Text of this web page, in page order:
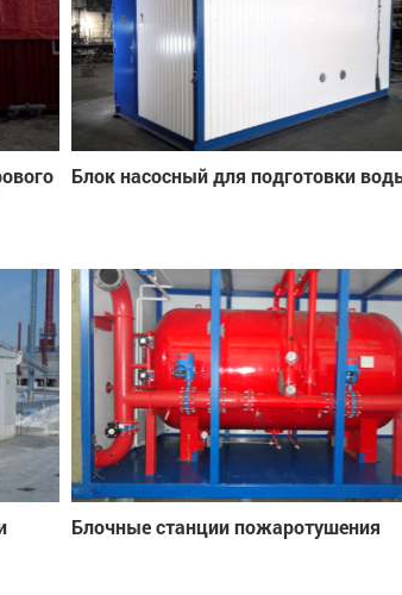
Блок насосный для подготовки
Блочные станции пожаротушения